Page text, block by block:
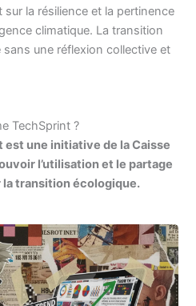
la résilience et la pertinence
climatique. La transition
une réflexion collective et
TechSprint ?
est une initiative de la Caisse
l’utilisation et le partage
transition écologique.